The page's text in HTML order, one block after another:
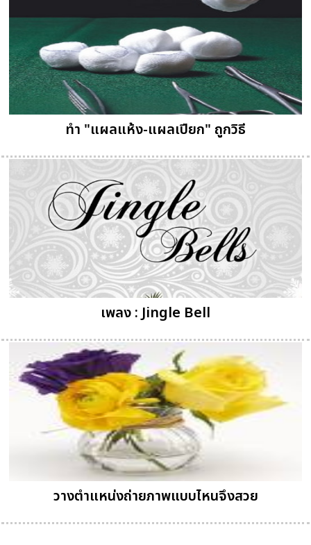
ทำ "แผลแห้ง-แผลเปียก" ถูกวิธี
เพลง : Jingle Bell
วางตำแหน่งถ่ายภาพแบบไหนจึงสวย